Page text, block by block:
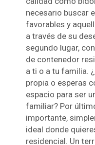
necesario buscar
favorables y
a través de su
segundo lugar,
de contenedor
a ti o a tu familia.
propia o esperas
espacio para ser
familiar? Por
importante,
ideal donde
residencial. Un